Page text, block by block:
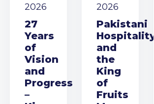
2026
27
Years
of
Vision
and
Progress
–
2026
Pakistani
Hospitality
and
the
King
of
Fruits